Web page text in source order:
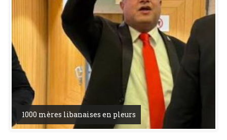
1000 mères libanaises en pleurs